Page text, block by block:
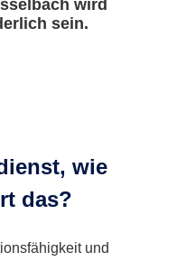
wird
sein.
wie
das?
und